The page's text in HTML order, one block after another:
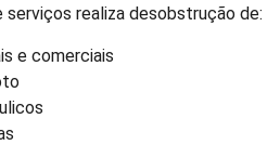
serviços realiza desobstrução de:
e comerciais